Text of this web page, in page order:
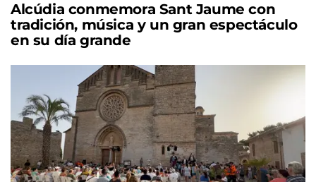
Alcúdia conmemora Sant Jaume con
tradición, música y un gran espectáculo
en su día grande